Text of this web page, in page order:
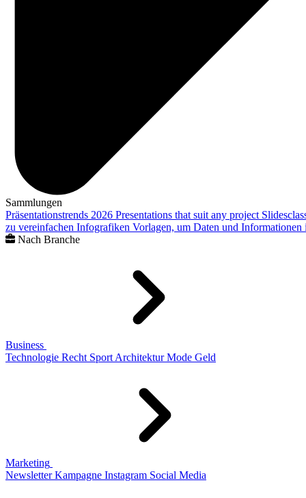
Sammlungen
Präsentationstrends 2026 Presentations that suit any project
zu vereinfachen Infografiken Vorlagen, um Daten und
Nach Branche
Business
Technologie Recht Sport Architektur Mode Geld
Marketing
Newsletter Kampagne Instagram Social Media